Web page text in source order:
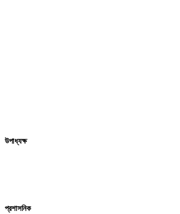
উপাধ্যক্ষ
প্রশাসনিক